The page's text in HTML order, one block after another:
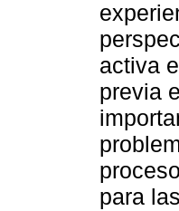
activa
previa
para